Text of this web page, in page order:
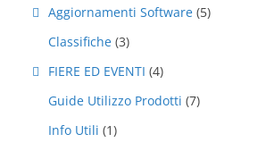
Aggiornamenti Software(5)
Classifiche(3)
FIERE ED EVENTI (4)
Guide Utilizzo Prodotti (7)
Info Utili (1)